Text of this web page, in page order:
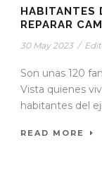
HABITANTES
REPARAR
30 May 2023 /
Son unas 120
Vista quienes
habitantes del
READ MORE